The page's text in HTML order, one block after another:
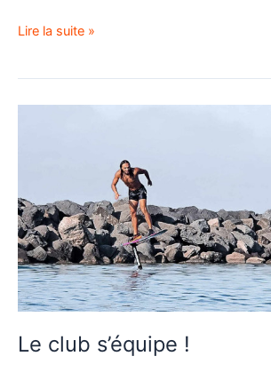
Lire la suite »
Le club s’équipe !